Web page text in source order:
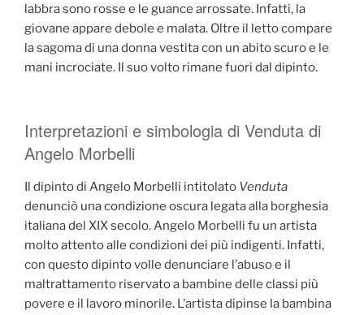
labbra sono rosse e le guance arrossate. Infatti, la
giovane appare debole e malata. Oltre il letto compare
la sagoma di una donna vestita con un abito scuro e le
mani incrociate. Il suo volto rimane fuori dal dipinto.
Interpretazioni e simbologia di Venduta di
Angelo Morbelli
Il dipinto di Angelo Morbelli intitolato Venduta
denunciò una condizione oscura legata alla borghesia
italiana del XIX secolo. Angelo Morbelli fu un artista
molto attento alle condizioni dei più indigenti. Infatti,
con questo dipinto volle denunciare l’abuso e il
maltrattamento riservato a bambine delle classi più
povere e il lavoro minorile. L’artista dipinse la bambina